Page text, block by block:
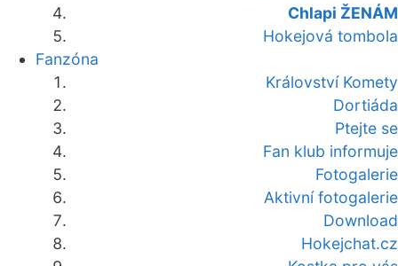
Chlapi ŽENÁM
Hokejová tombola
Fanzóna
Království Komety
Dortiáda
Ptejte se
Fan klub informuje
Fotogalerie
Aktivní fotogalerie
Download
Hokejchat.cz